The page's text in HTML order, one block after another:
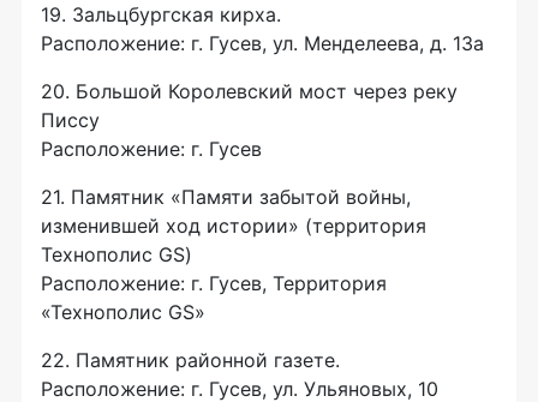
19. Зальцбургская кирха.
Расположение: г. Гусев, ул. Менделеева, д. 13а
20. Большой Королевский мост через реку
Писсу
Расположение: г. Гусев
21. Памятник «Памяти забытой войны,
изменившей ход истории» (территория
Технополис GS)
Расположение: г. Гусев, Территория
«Технополис GS»
22. Памятник районной газете.
Расположение: г. Гусев, ул. Ульяновых, 10